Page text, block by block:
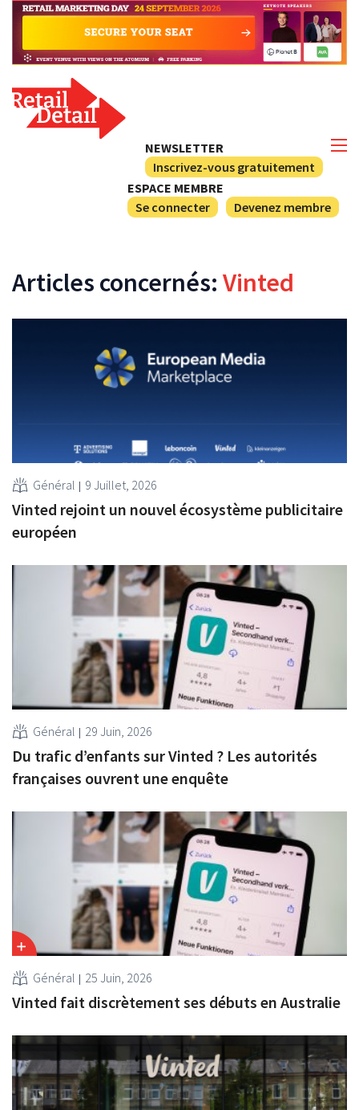
NEWSLETTER
Inscrivez-vous gratuitement
ESPACE MEMBRE
Se connecter
Devenez membre
Articles concernés: Vinted
Général 9 Juillet, 2026
Vinted rejoint un nouvel écosystème publicitaire
européen
Général 29 Juin, 2026
Du trafic d’enfants sur Vinted ? Les autorités
françaises ouvrent une enquête
Général 25 Juin, 2026
Vinted fait discrètement ses débuts en Australie